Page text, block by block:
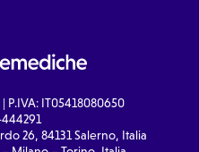
| P.IVA: IT05418080650
444291
26, 84131 Salerno, Italia